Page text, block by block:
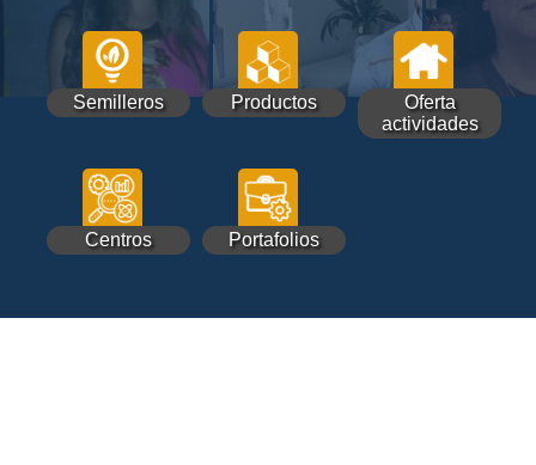
Semilleros Productos
Oferta
actividades
Centros Portafolios